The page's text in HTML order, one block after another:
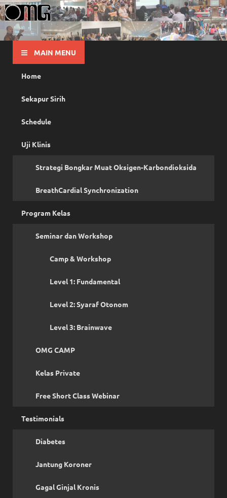
OMG
Pusat Pelatihan Olah Napas Modern
MAIN MENU
Home
Sekapur Sirih
Schedule
Uji Klinis
Strategi Bongkar Muat Oksigen-Karbondioksida
BreathCardial Synchronization
Program Kelas
Seminar dan Workshop
Camp & Workshop
Level 1: Fundamental
Level 2: Syaraf Otonom
Level 3: Brainwave
OMG CAMP
Kelas Private
Free Short Class Webinar
Testimonials
Diabetes
Jantung Koroner
Gagal Ginjal Kronis